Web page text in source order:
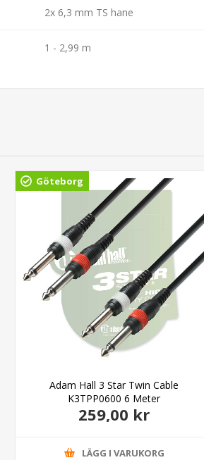
2x 6,3 mm TS hane
1 - 2,99 m
Göteborg
Adam Hall 3 Star Twin Cable
K3TPP0600 6 Meter
259,00 kr
LÄGG I VARUKORG